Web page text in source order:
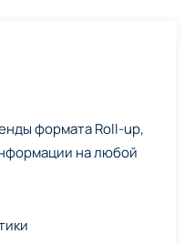
формата Roll-up,
на любой